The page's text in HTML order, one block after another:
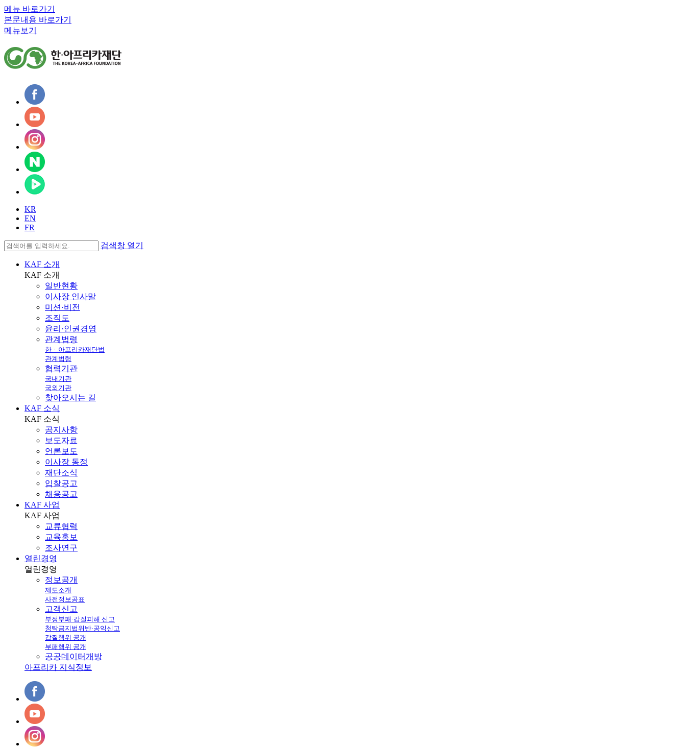
메뉴 바로가기
본문내용 바로가기
메뉴보기
KR
EN
FR
검색창 열기
KAF 소개
KAF 소개
일반현황
이사장 인사말
미션·비전
조직도
윤리·인권경영
관계법령
한ㆍ아프리카재단법
관계법령
협력기관
국내기관
국외기관
찾아오시는 길
KAF 소식
KAF 소식
공지사항
보도자료
언론보도
이사장 동정
재단소식
입찰공고
채용공고
KAF 사업
KAF 사업
교류협력
교육홍보
조사연구
열린경영
열린경영
정보공개
제도소개
사전정보공표
고객신고
부정부패·갑질피해 신고
청탁금지법위반·공익신고
갑질행위 공개
부패행위 공개
공공데이터개방
아프리카 지식정보